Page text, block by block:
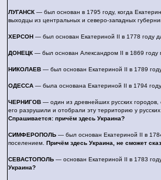
ЛУГАНСК — был основан в 1795 году, когда
выходцы из центральных и северо-западных
ХЕРСОН — был основан Екатериной II в 1778 году
ДОНЕЦК — был основан Александром II в 1869 году
НИКОЛАЕВ — был основан Екатериной II в 1789
ОДЕССА — была основана Екатериной II в 1794
ЧЕРНИГОВ — один из древнейших русских
его разрушили и отобрали эту территорию у
Спрашивается: причём здесь Украина?
СИМФЕРОПОЛЬ — был основан Екатериной II в
поселением. Причём здесь Украина, не сможет
СЕВАСТОПОЛЬ — основан Екатериной II в 1783
Украина?